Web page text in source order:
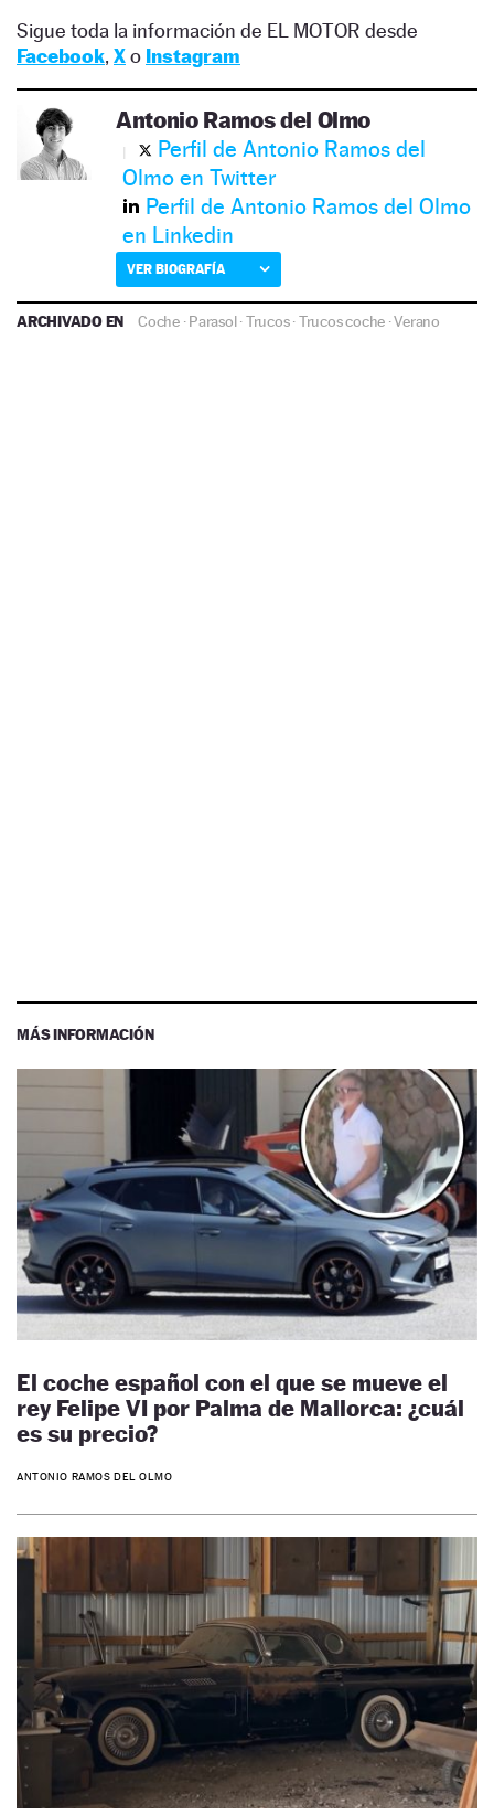
Sigue toda la información de EL MOTOR desde
Facebook, Xo Instagram
Antonio Ramos del Olmo
Perfil de Antonio Ramos del
Olmo en Twitter
Perfil de Antonio Ramos del Olmo
en Linkedin
VER BIOGRAFÍA
ARCHIVADO EN Coche·Parasol·Trucos·Trucos coche ·Verano
MÁS INFORMACIÓN
El coche español con el que se mueve el
rey Felipe VI por Palma de Mallorca: ¿cuál
es su precio?
ANTONIO RAMOS DEL OLMO